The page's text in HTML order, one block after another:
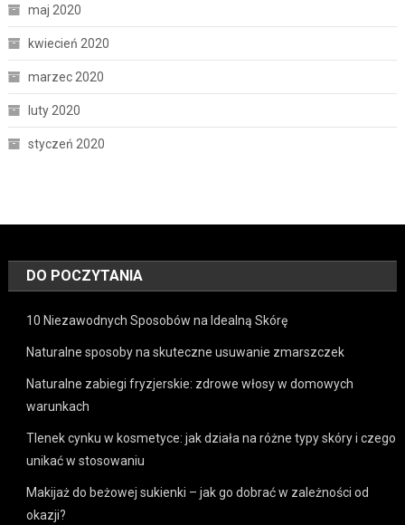
maj 2020
kwiecień 2020
marzec 2020
luty 2020
styczeń 2020
DO POCZYTANIA
10 Niezawodnych Sposobów na Idealną Skórę
Naturalne sposoby na skuteczne usuwanie zmarszczek
Naturalne zabiegi fryzjerskie: zdrowe włosy w domowych
warunkach
Tlenek cynku w kosmetyce: jak działa na różne typy skóry i czego
unikać w stosowaniu
Makijaż do beżowej sukienki – jak go dobrać w zależności od
okazji?